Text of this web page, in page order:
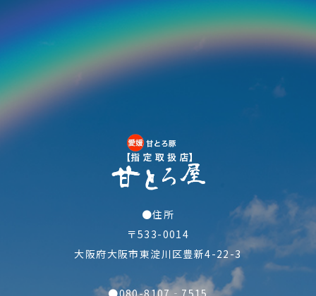
●住所
〒533-0014
大阪府大阪市東淀川区豊新4-22-3
●080-8107‐7515